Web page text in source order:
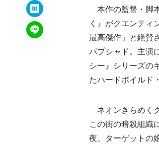
はてなブックマーク
LINEで送る
本作の監督・脚
く』がクエンティ
最高傑作」と絶賛
パプシャド。主演
シー』シリーズの
たハードボイルド
ネオンきらめく
この街の暗殺組織
夜、ターゲットの